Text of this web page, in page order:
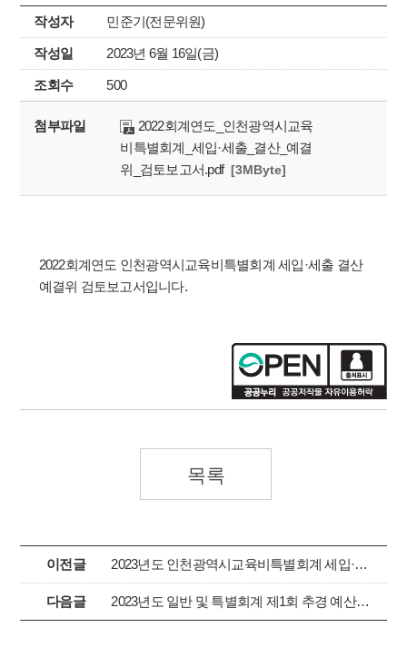
작성자 민준기(전문위원)
작성일 2023년 6월 16일(금)
조회수 500
첨부파일
2022회계연도_인천광역시교육
비특별회계_세입·세출_결산_예결
위_검토보고서.pdf
[3MByte]
2022회계연도 인천광역시교육비특별회계 세입·세출 결산
예결위 검토보고서입니다.
목록
이전글 2023년도 인천광역시교육비특별회계 세입·세출 제1회 추경안 예결위 검토보고서
다음글 2023년도 일반 및 특별회계 제1회 추경 예산안 및 제1차 기금운용변경계획안 검토보고서